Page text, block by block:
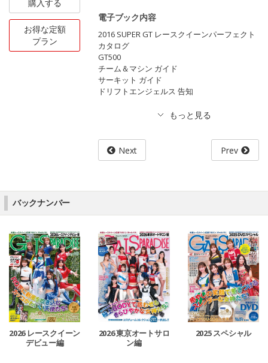
購入する
お得な定額
プラン
電子ブック内容
2016 SUPER GT レースクイーンパーフェクト
カタログ
GT500
チーム＆マシン ガイド
サーキット ガイド
ドリフトエンジェルス 告知
Next Prev
バックナンバー
2026 レースクイーン
デビュー編
2026 東京オートサロ
ン編
2025 スペシャル